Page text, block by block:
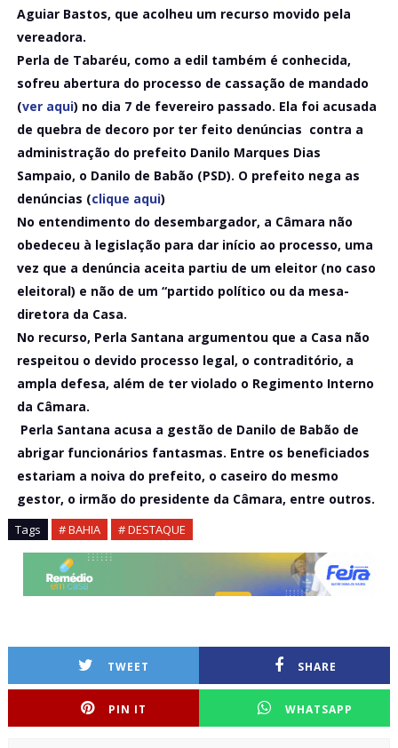
Aguiar Bastos, que acolheu um recurso movido pela
vereadora.
Perla de Tabaréu, como a edil também é conhecida,
sofreu abertura do processo de cassação de mandado
(ver aqui) no dia 7 de fevereiro passado. Ela foi acusada
de quebra de decoro por ter feito denúncias contra a
administração do prefeito Danilo Marques Dias
Sampaio, o Danilo de Babão (PSD). O prefeito nega as
denúncias (clique aqui)
No entendimento do desembargador, a Câmara não
obedeceu à legislação para dar início ao processo, uma
vez que a denúncia aceita partiu de um eleitor (no caso
eleitoral) e não de um “partido político ou da mesa-
diretora da Casa.
No recurso, Perla Santana argumentou que a Casa não
respeitou o devido processo legal, o contraditório, a
ampla defesa, além de ter violado o Regimento Interno
da Câmara.
Perla Santana acusa a gestão de Danilo de Babão de
abrigar funcionários fantasmas. Entre os beneficiados
estariam a noiva do prefeito, o caseiro do mesmo
gestor, o irmão do presidente da Câmara, entre outros.
Tags # BAHIA # DESTAQUE
TWEET SHARE
PIN IT WHATSAPP